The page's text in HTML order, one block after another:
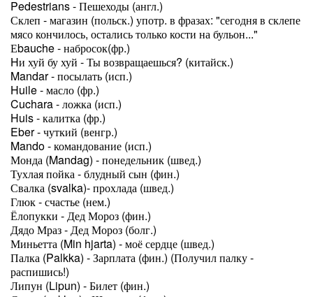
Pedestrians - Пешеходы (англ.)
Склеп - магазин (польск.) употр. в фразах: "сегодня в склепе
мясо кончилось, остались только кости на бульон..."
Еbauche - набросок(фр.)
Hи хуй бу хуй - Ты возвращаешься? (китайск.)
Mandar - посылать (исп.)
Huile - масло (фр.)
Cuchara - ложка (исп.)
Huis - калитка (фр.)
Eber - чуткий (венгр.)
Mando - командование (исп.)
Монда (Mandag) - понедельник (швед.)
Тухлая пойка - блудный сын (фин.)
Свалка (svalka)- прохлада (швед.)
Глюк - счастье (нем.)
Ёлопукки - Дед Мороз (фин.)
Дядо Мраз - Дед Мороз (болг.)
Миньетта (Min hjarta) - моё сердце (швед.)
Палка (Palkka) - Зарплата (фин.) (Получил палку -
распишись!)
Липун (Lipun) - Билет (фин.)